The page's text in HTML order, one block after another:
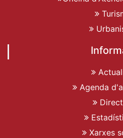
Agenda
Xarxes